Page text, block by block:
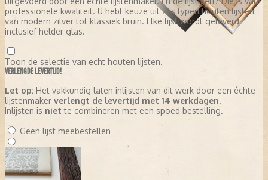
professionele kwaliteit. U hebt keuze uit zes typen houten lijsten:
van modern zilver tot klassiek bruin. Elke lijst wordt geleverd
inclusief helder glas.
Toon de selectie van echt houten lijsten.
VERLENGDE LEVERTIJD!
Let op: Het vakkundig laten inlijsten van dit werk door een échte
lijstenmaker verlengt de levertijd met 14 werkdagen.
Inlijsten is niet te combineren met een spoed bestelling.
Geen lijst meebestellen